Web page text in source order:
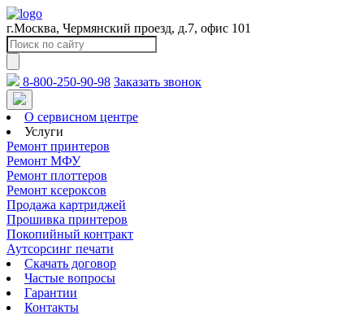
г.Москва, Чермянский проезд, д.7, офис 101
8-800-250-90-98 Заказать звонок
О сервисном центре
Услуги
Ремонт принтеров
Ремонт МФУ
Ремонт плоттеров
Ремонт ксероксов
Продажа картриджей
Прошивка принтеров
Покопийный контракт
Аутсорсинг печати
Скачать договор
Частые вопросы
Гарантии
Контакты